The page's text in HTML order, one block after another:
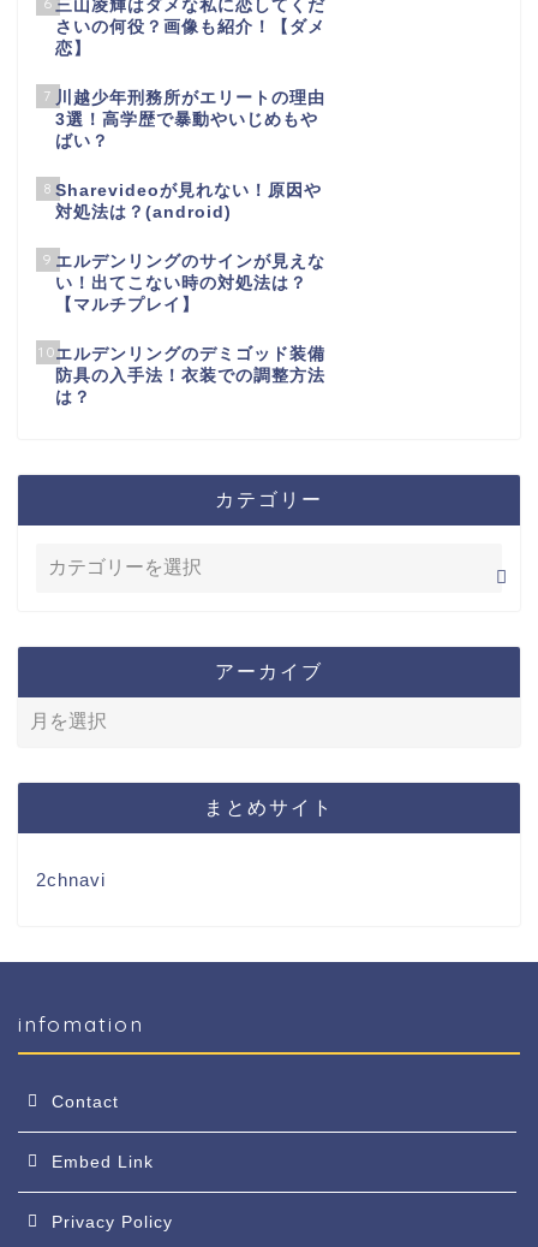
三山凌輝はダメな私に恋してくだ
さいの何役？画像も紹介！【ダメ
恋】
7 川越少年刑務所がエリートの理由
3選！高学歴で暴動やいじめもや
ばい？
8 Sharevideoが見れない！原因や
対処法は？(android)
9 エルデンリングのサインが見えな
い！出てこない時の対処法は？
【マルチプレイ】
10エルデンリングのデミゴッド装備
防具の入手法！衣装での調整方法
は？
カテゴリー
アーカイブ
まとめサイト
2chnavi
infomation
Contact
Embed Link
Privacy Policy